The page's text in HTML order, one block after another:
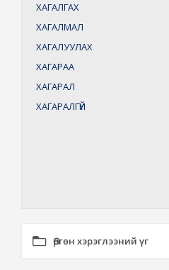
ХАГАЛГАХ
ХАГАЛМАЛ
ХАГАЛУУЛАХ
ХАГАРАА
ХАГАРАЛ
ХАГАРАЛГҮЙ
Өргөн хэрэглээний үг